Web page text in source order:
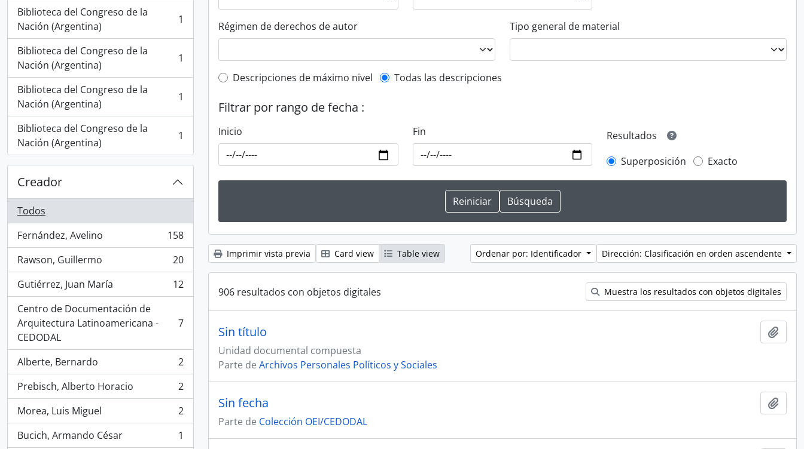
Biblioteca del Congreso de la
Nación (Argentina)
, 1 resultados 1
Biblioteca del Congreso de la
Nación (Argentina)
, 1 resultados 1
Biblioteca del Congreso de la
Nación (Argentina)
, 1 resultados 1
Biblioteca del Congreso de la
Nación (Argentina)
, 1 resultados 1
Creador
Todos
Fernández, Avelino
, 158 resultados
158
Rawson, Guillermo
, 20 resultados
20
Gutiérrez, Juan María
, 12 resultados
12
Centro de Documentación de
Arquitectura Latinoamericana -
CEDODAL
, 7 resultados 7
Alberte, Bernardo
, 2 resultados
2
Prebisch, Alberto Horacio
, 2 resultados
2
Morea, Luis Miguel
, 2 resultados
2
Bucich, Armando César
, 1 resultados
1
Régimen de derechos de autor Tipo general de material
Top-level description filter
Descripciones de máximo nivel Todas las descripciones
Filtrar por rango de fecha :
Inicio Fin
Resultados
Superposición
Exacto
Imprimir vista previa Card view Table view Ordenar por: Identificador Dirección: Clasificación en orden ascendente
906 resultados con objetos digitales Muestra los resultados con objetos digitales
Sin título
Unidad documental compuesta
Parte de Archivos Personales Políticos y Sociales
Sin fecha
Parte de Colección OEI/CEDODAL